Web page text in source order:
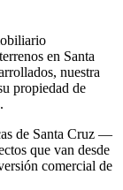
en Santa
nuestra
propiedad de
de Santa Cruz —
que van desde
comercial de